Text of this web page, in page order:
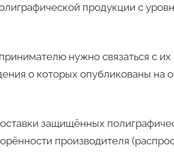
продукции с
нужно связаться с их
о которых опубликованы на
защищённых
производителя